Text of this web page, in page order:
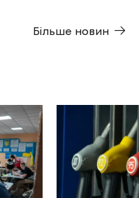
Більше новин